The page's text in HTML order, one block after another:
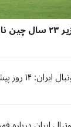
تیم ملی فوتبال
سرمربی تیم